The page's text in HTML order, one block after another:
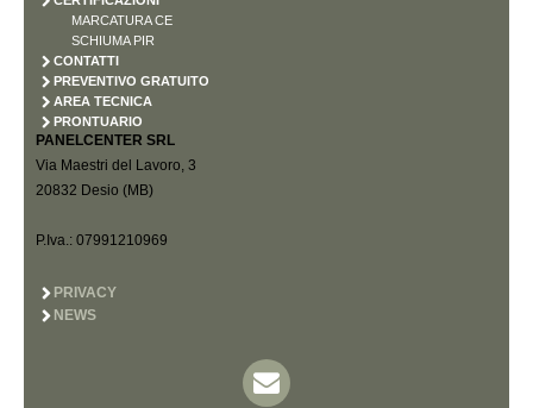
MARCATURA CE
SCHIUMA PIR
CONTATTI
PREVENTIVO GRATUITO
AREA TECNICA
PRONTUARIO
PANELCENTER SRL
Via Maestri del Lavoro, 3
20832 Desio (MB)
P.Iva.: 07991210969
PRIVACY
NEWS